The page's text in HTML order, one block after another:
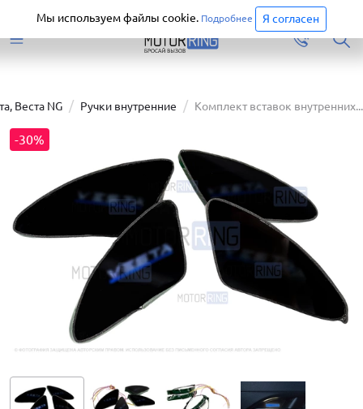
Перейти
Веста NG Ручки внутренние Комплект вставок внутренних...
-30%
Мы используем файлы cookie. Подробнее Я согласен